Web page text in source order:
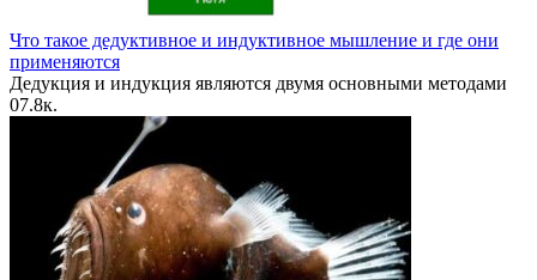
Что такое дедуктивное и индуктивное мышление и где они
применяются
Дедукция и индукция являются двумя основными методами
07.8к.